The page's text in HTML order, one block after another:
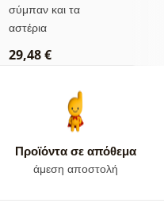
σύμπαν και τα
αστέρια
29,48 €
Προϊόντα σε απόθεμα
άμεση αποστολή